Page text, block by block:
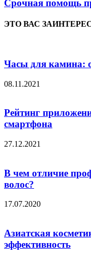
Срочная помощь
ЭТО ВАС
Часы для камина:
08.11.2021
Рейтинг
смартфона
27.12.2021
В чем отличие
волос?
17.07.2020
Азиатская
эффективность